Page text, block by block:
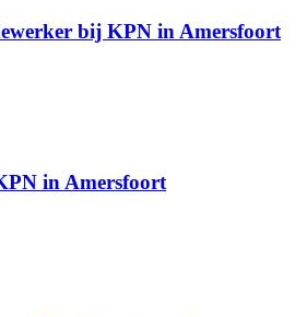
bij KPN in Amersfoort
in Amersfoort